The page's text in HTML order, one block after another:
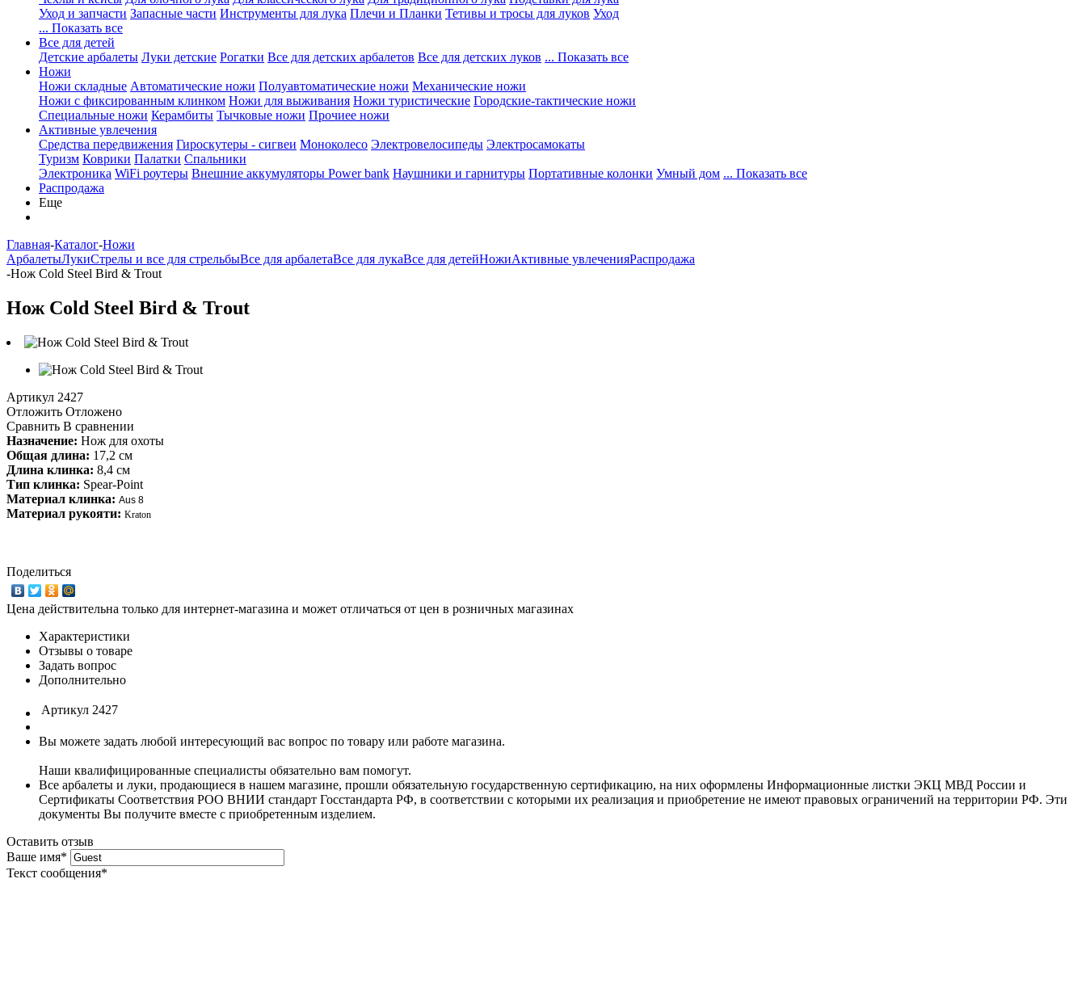
Уход и запчасти Запасные части Инструменты для лука Плечи и Планки Тетивы и тросы для луков Уход
... Показать все
Все для детей
Детские арбалеты Луки детские Рогатки Все для детских арбалетов Все для детских луков ... Показать все
Ножи
Ножи складные Автоматические ножи Полуавтоматические ножи Механические ножи
Ножи с фиксированным клинком Ножи для выживания Ножи туристические Городские-тактические ножи
Специальные ножи Керамбиты Тычковые ножи Прочиее ножи
Активные увлечения
Средства передвижения Гироскутеры - сигвеи Моноколесо Электровелосипеды Электросамокаты
Туризм Коврики Палатки Спальники
Электроника WiFi роутеры Внешние аккумуляторы Power bank Наушники и гарнитуры Портативные колонки Умный дом ... Показать все
Распродажа
Еще
Главная-Каталог-Ножи
АрбалетыЛукиСтрелы и все для стрельбыВсе для арбалетаВсе для лукаВсе для детейНожиАктивные увлеченияРаспродажа
-Нож Cold Steel Bird & Trout
Нож Cold Steel Bird & Trout
Артикул 2427
Отложить Отложено
Сравнить В сравнении
Назначение: Нож для охоты
Общая длина: 17,2 см
Длина клинка: 8,4 см
Тип клинка: Spear-Point
Материал клинка: Aus 8
Материал рукояти: Kraton
Поделиться
Цена действительна только для интернет-магазина и может отличаться от цен в розничных магазинах
Характеристики
Отзывы о товаре
Задать вопрос
Дополнительно
Артикул 2427
Вы можете задать любой интересующий вас вопрос по товару или работе магазина.
Наши квалифицированные специалисты обязательно вам помогут.
Все арбалеты и луки, продающиеся в нашем магазине, прошли обязательную государственную сертификацию, на них оформлены Информационные листки ЭКЦ МВД России и
Сертификаты Соответствия РОО ВНИИ стандарт Госстандарта РФ, в соответствии с которыми их реализация и приобретение не имеют правовых ограничений на территории РФ. Эти
документы Вы получите вместе с приобретенным изделием.
Оставить отзыв
Ваше имя*
Текст сообщения*